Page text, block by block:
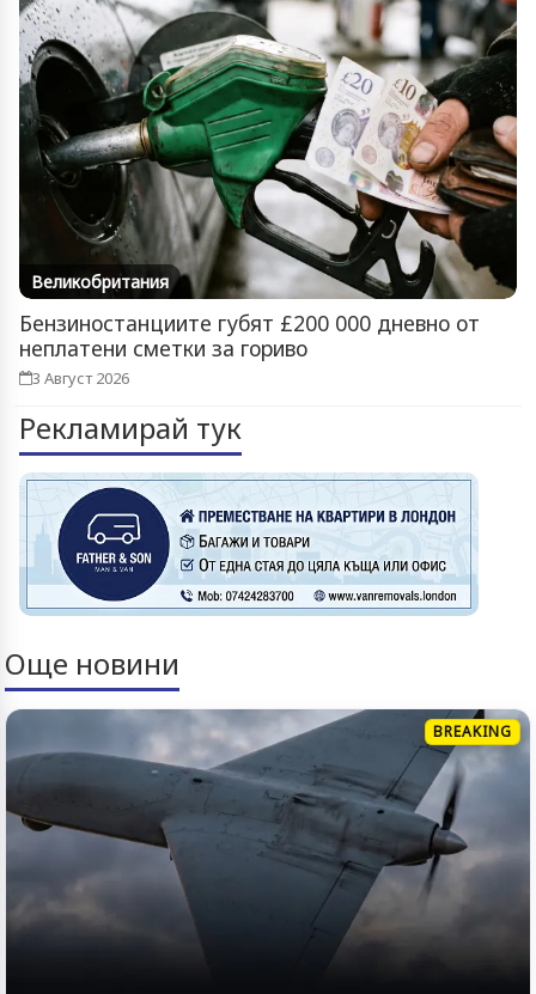
Великобритания
Бензиностанциите губят £200 000 дневно от
неплатени сметки за гориво
3 Август 2026
Рекламирай тук
Още новини
BREAKING